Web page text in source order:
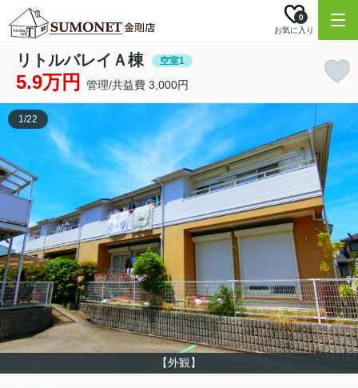
お気に入り
0
リトルバレイＡ棟 空室1
5.9万円 管理/共益費 3,000円
【外観】
1/22